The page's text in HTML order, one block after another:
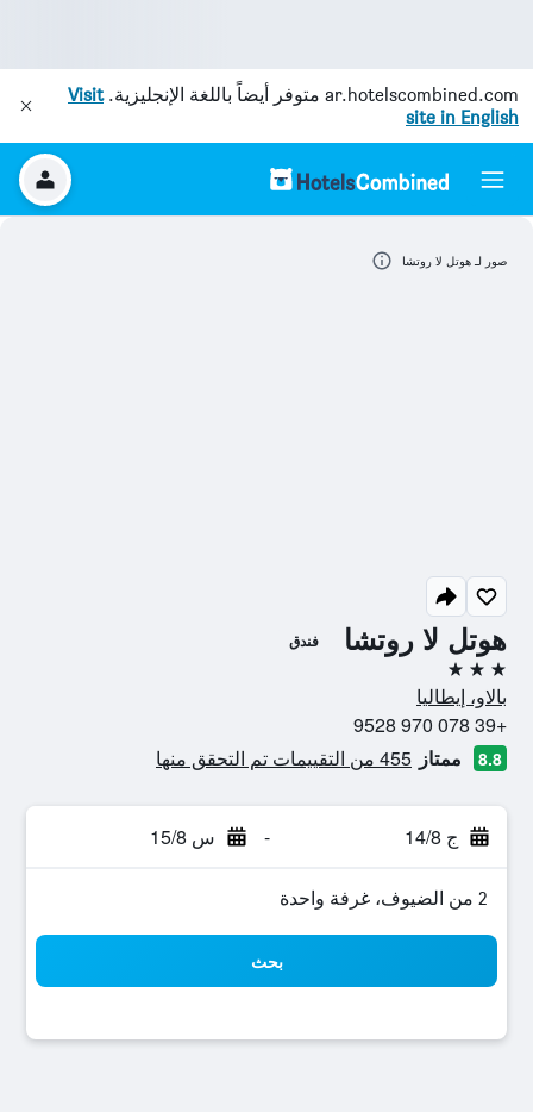
ar.hotelscombined.com متوفر أيضاً باللغة الإنجليزية.Visit
site in English
هوتل لا روتشا فندق
3 نجوم
بالاو، إيطاليا
+39 078 970 9528
8.8 ممتاز 455 من التقييمات تم التحقق منها
ج 14/8 - س 15/8
2 من الضيوف، غرفة واحدة
بحث
صور لـ هوتل لا روتشا